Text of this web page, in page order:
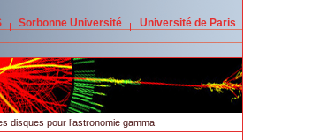
Sorbonne Université Université de Paris
disques pour l’astronomie gamma